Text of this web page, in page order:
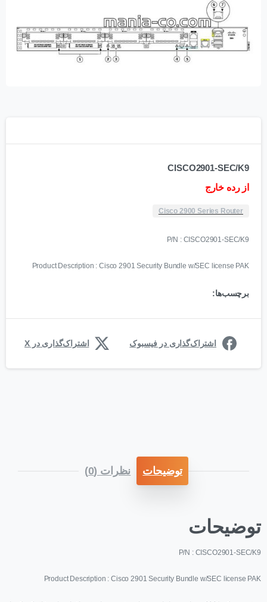
CISCO2901-SEC/K9
از رده خارج
Cisco 2900 Series Router
P/N : CISCO2901-SEC/K9
Product Description : Cisco 2901 Security Bundle w/SEC license PAK
برچسب‌ها:
اشتراک‌گذاری در فیسبوک اشتراک‌گذاری در X
توضیحات نظرات (0)
توضیحات
P/N : CISCO2901-SEC/K9
Product Description : Cisco 2901 Security Bundle w/SEC license PAK